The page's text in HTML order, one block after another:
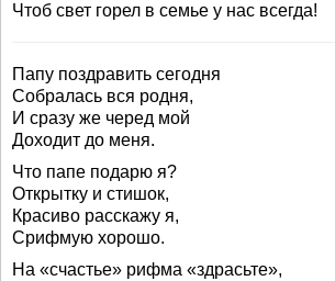
Чтоб свет горел в семье у нас всегда!
Папу поздравить сегодня
Собралась вся родня,
И сразу же черед мой
Доходит до меня.
Что папе подарю я?
Открытку и стишок,
Красиво расскажу я,
Срифмую хорошо.
На «счастье» рифма «здрасьте»,